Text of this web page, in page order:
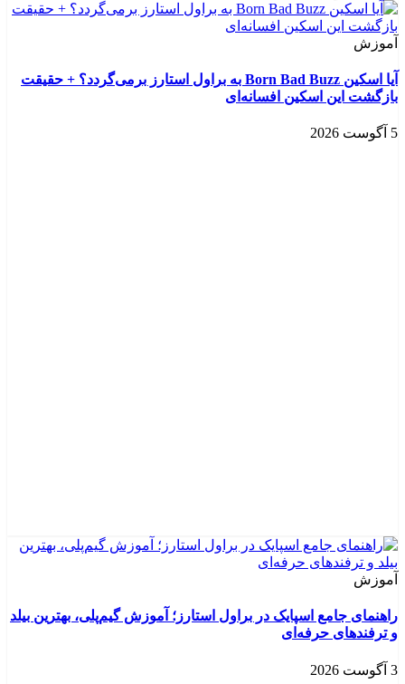
آموزش
آیا اسکین Born Bad Buzz به براول استارز برمی‌گردد؟ + حقیقت
بازگشت این اسکین افسانه‌ای
5 آگوست 2026
آموزش
راهنمای جامع اسپایک در براول استارز؛ آموزش گیم‌پلی، بهترین بیلد
و ترفندهای حرفه‌ای
3 آگوست 2026